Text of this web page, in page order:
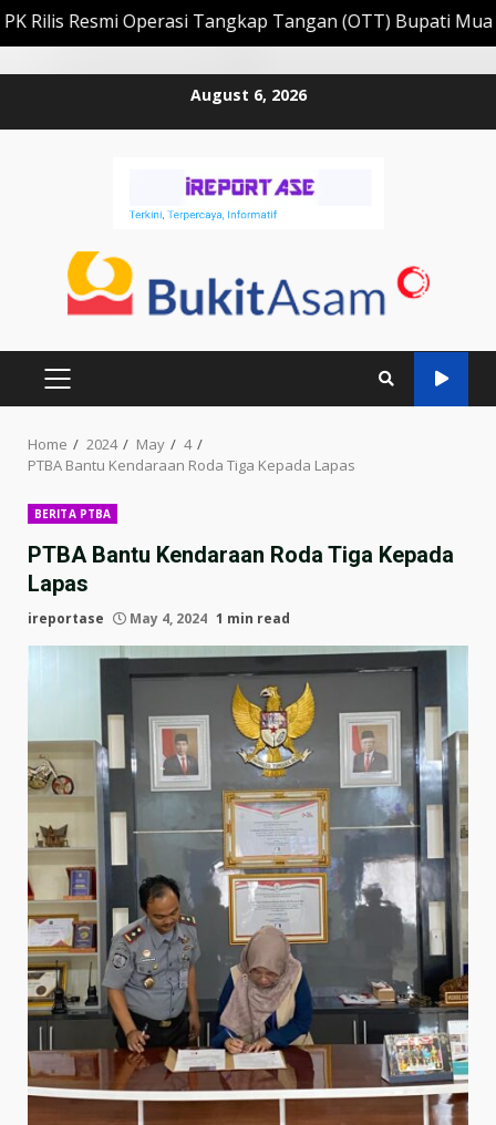
Operasi Tangkap Tangan (OTT) Bupati Muara Enim
August 6, 2026
PRIMARY
Home 2024 May
4
PTBA Bantu Kendaraan Roda Tiga Kepada Lapas
BERITA PTBA
PTBA Bantu Kendaraan Roda Tiga Kepada
Lapas
ireportase May 4, 2024 1 min read